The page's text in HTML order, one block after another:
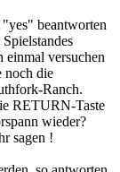
beantworten
einmal versuchen
noch die
Ranch.
RETURN-Taste
wieder?
sagen !